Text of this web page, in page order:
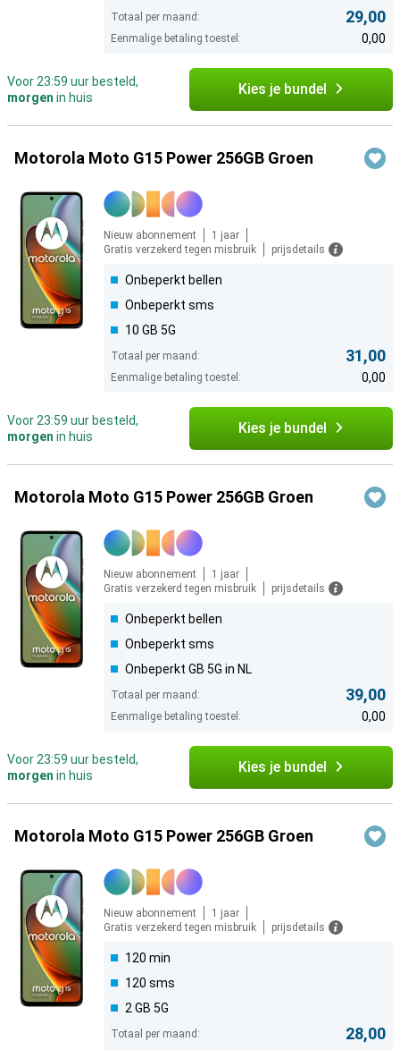
Totaal per maand: 29,00
Eenmalige betaling toestel: 0,00
Voor 23:59 uur besteld,
morgen in huis Kies je bundel
Motorola Moto G15 Power 256GB Groen
Nieuw abonnement
1 jaar
Gratis verzekerd tegen misbruik
prijsdetails
Onbeperkt bellen
Onbeperkt sms
10 GB 5G
Totaal per maand: 31,00
Eenmalige betaling toestel: 0,00
Voor 23:59 uur besteld,
morgen in huis Kies je bundel
Motorola Moto G15 Power 256GB Groen
Nieuw abonnement
1 jaar
Gratis verzekerd tegen misbruik
prijsdetails
Onbeperkt bellen
Onbeperkt sms
Onbeperkt GB 5G in NL
Totaal per maand: 39,00
Eenmalige betaling toestel: 0,00
Voor 23:59 uur besteld,
morgen in huis Kies je bundel
Motorola Moto G15 Power 256GB Groen
Nieuw abonnement
1 jaar
Gratis verzekerd tegen misbruik
prijsdetails
120 min
120 sms
2 GB 5G
Totaal per maand: 28,00